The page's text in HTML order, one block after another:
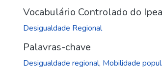
Vocabulário Controlado do Ipea
Desigualdade Regional
Palavras-chave
Desigualdade regional, Mobilidade